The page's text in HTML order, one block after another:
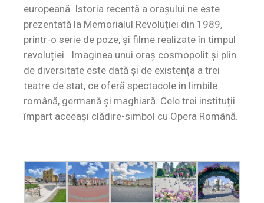
europeană. Istoria recentă a orașului ne este
prezentată la Memorialul Revoluției din 1989,
printr-o serie de poze, și filme realizate în timpul
revoluției. Imaginea unui oraș cosmopolit și plin
de diversitate este dată și de existența a trei
teatre de stat, ce oferă spectacole în limbile
română, germană și maghiară. Cele trei instituții
împart aceeași clădire-simbol cu Opera Română.